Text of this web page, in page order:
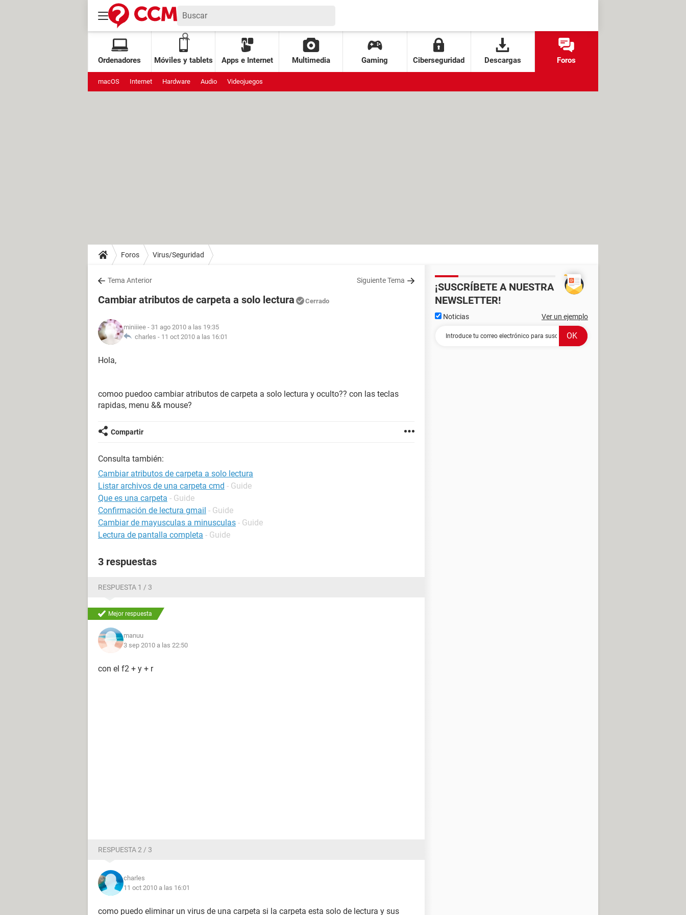
Ordenadores Móviles y tablets Apps e Internet Multimedia Gaming Ciberseguridad Descargas Foros
macOS Internet Hardware Audio Videojuegos
Foros Virus/Seguridad
Tema Anterior Siguiente Tema
Cambiar atributos de carpeta a solo lectura Cerrado
miniiiee - 31 ago 2010 a las 19:35
charles - 11 oct 2010 a las 16:01
Hola,
comoo puedoo cambiar atributos de carpeta a solo lectura y oculto?? con las teclas
rapidas, menu && mouse?
Compartir
Consulta también:
Cambiar atributos de carpeta a solo lectura
Listar archivos de una carpeta cmd - Guide
Que es una carpeta - Guide
Confirmación de lectura gmail - Guide
Cambiar de mayusculas a minusculas - Guide
Lectura de pantalla completa - Guide
3 respuestas
RESPUESTA 1 / 3
Mejor respuesta
manuu
3 sep 2010 a las 22:50
con el f2 + y + r
RESPUESTA 2 / 3
charles
11 oct 2010 a las 16:01
como puedo eliminar un virus de una carpeta si la carpeta esta solo de lectura y sus
¡SUSCRÍBETE A NUESTRA
NEWSLETTER!
Noticias Ver un ejemplo